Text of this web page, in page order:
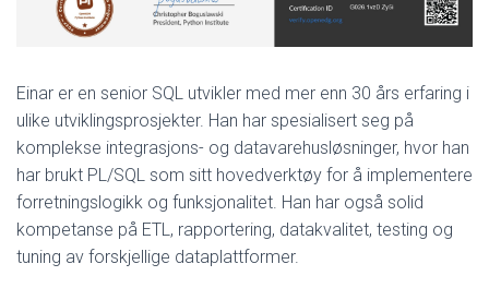
Einar er en senior SQL utvikler med mer enn 30 års erfaring i
ulike utviklingsprosjekter. Han har spesialisert seg på
komplekse integrasjons- og datavarehusløsninger, hvor han
har brukt PL/SQL som sitt hovedverktøy for å implementere
forretningslogikk og funksjonalitet. Han har også solid
kompetanse på ETL, rapportering, datakvalitet, testing og
tuning av forskjellige dataplattformer.